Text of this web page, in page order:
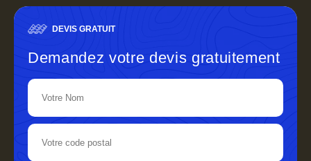
DEVIS GRATUIT
Demandez votre devis gratuitement